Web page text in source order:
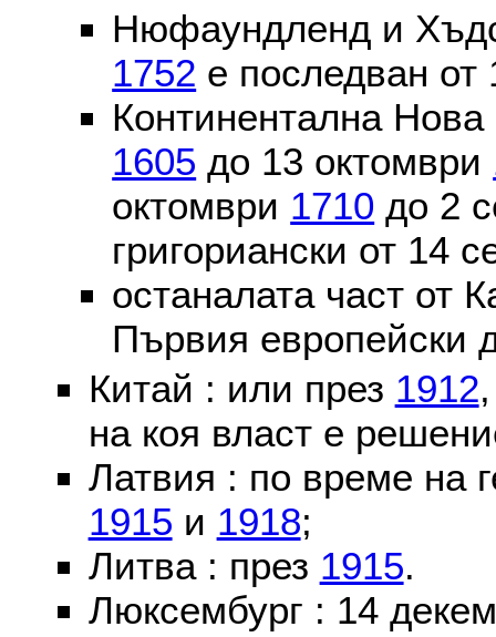
Нюфаундленд и
1752 е последван от
Континентална
1605 до 13 октомври
октомври 1710 до 2
григориански от 14
останалата част от
Първия европейски
Китай : или през 1912
на коя власт е
Латвия : по време на
1915 и 1918;
Литва : през 1915.
Люксембург : 14